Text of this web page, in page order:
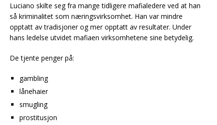
Luciano skilte seg fra mange tidligere mafialedere ved at han
så kriminalitet som næringsvirksomhet. Han var mindre
opptatt av tradisjoner og mer opptatt av resultater. Under
hans ledelse utvidet mafiaen virksomhetene sine betydelig.
De tjente penger på:
gambling
lånehaier
smugling
prostitusjon